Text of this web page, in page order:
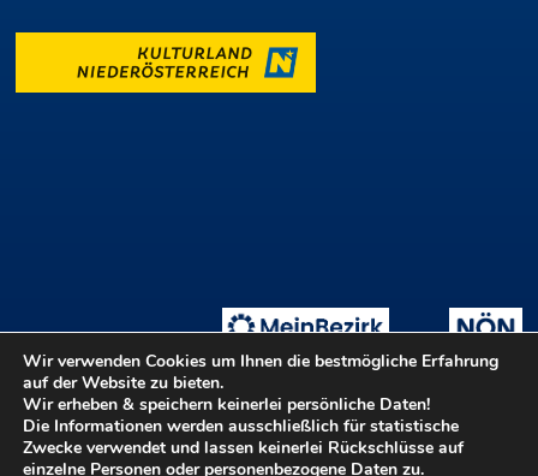
Tage der offenen Ateliers Teilnahmebedingungen
Login ::
Hilfe Kontakt Barrierefreiheit
Wir verwenden Cookies um Ihnen die bestmögliche Erfahrung
auf der Website zu bieten.
Wir erheben & speichern keinerlei persönliche Daten!
Die Informationen werden ausschließlich für statistische
Zwecke verwendet und lassen keinerlei Rückschlüsse auf
einzelne Personen oder personenbezogene Daten zu.